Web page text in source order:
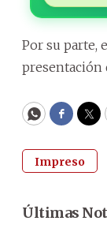
Por su parte,
presentación
WhatsApp
Impreso
Últimas